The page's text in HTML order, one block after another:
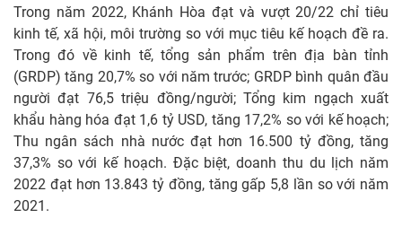
Trong năm 2022, Khánh Hòa đạt và vượt 20/22 chỉ tiêu
kinh tế, xã hội, môi trường so với mục tiêu kế hoạch đề ra.
Trong đó về kinh tế, tổng sản phẩm trên địa bàn tỉnh
(GRDP) tăng 20,7% so với năm trước; GRDP bình quân đầu
người đạt 76,5 triệu đồng/người; Tổng kim ngạch xuất
khẩu hàng hóa đạt 1,6 tỷ USD, tăng 17,2% so với kế hoạch;
Thu ngân sách nhà nước đạt hơn 16.500 tỷ đồng, tăng
37,3% so với kế hoạch. Đặc biệt, doanh thu du lịch năm
2022 đạt hơn 13.843 tỷ đồng, tăng gấp 5,8 lần so với năm
2021.